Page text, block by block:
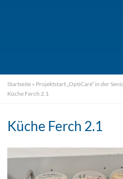
Startseite » Projektstart „OptiCare“ in der
Küche Ferch 2.1
Küche Ferch 2.1